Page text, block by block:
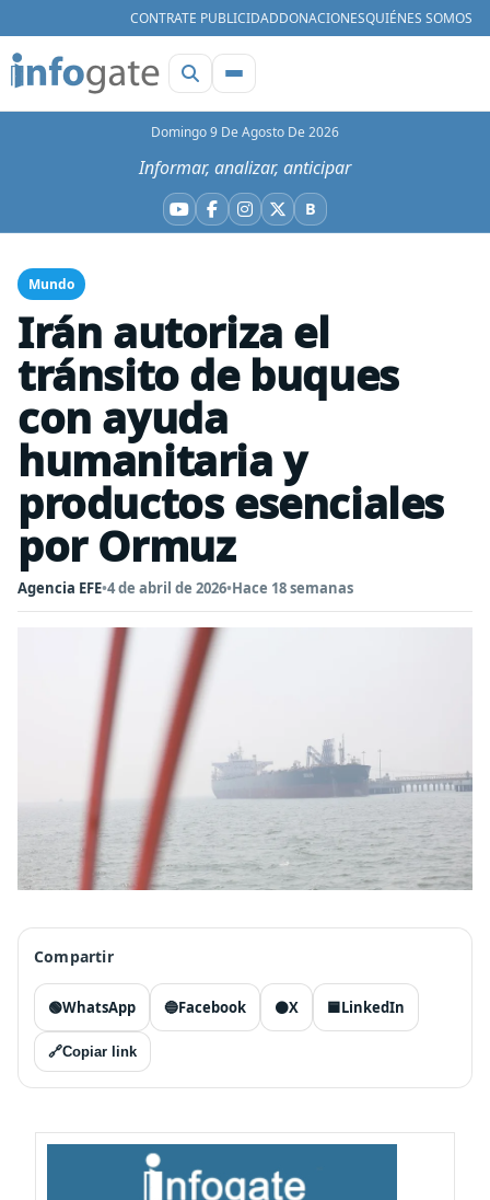
CONTRATE PUBLICIDADDONACIONESQUIÉNES SOMOS
Domingo 9 De Agosto De 2026
Informar, analizar, anticipar
YouTube
Facebook
Instagram
X BBluesky
Mundo
Irán autoriza el
tránsito de buques
con ayuda
humanitaria y
productos esenciales
por Ormuz
Agencia EFE•4 de abril de 2026•Hace 18 semanas
Compartir
🟢WhatsApp 🔵Facebook ⚫X 🟦LinkedIn
🔗Copiar link